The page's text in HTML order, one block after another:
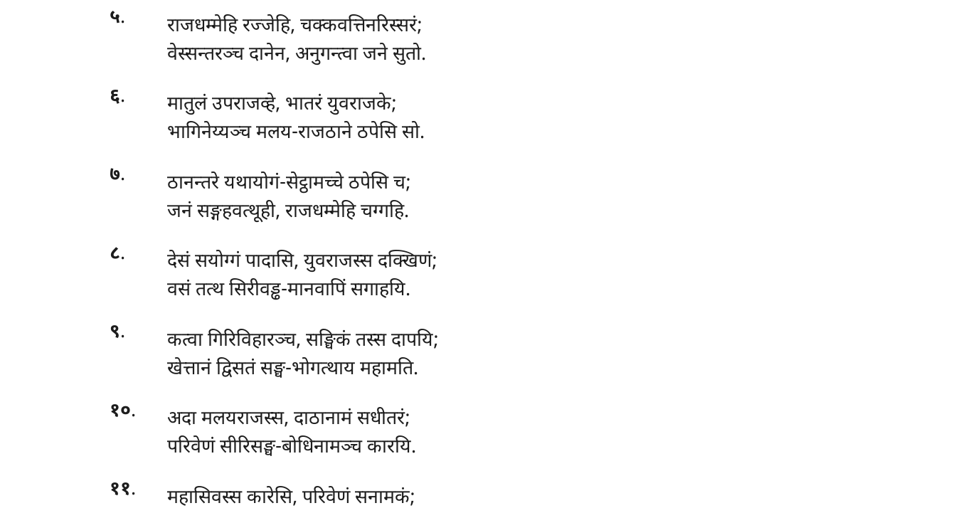
५.
राजधम्मेहि रज्जेहि, चक्कवत्तिनरिस्सरं;
वेस्सन्तरञ्च दानेन, अनुगन्त्वा जने सुतो.
६.
मातुलं उपराजव्हे, भातरं युवराजके;
भागिनेय्यञ्च मलय-राजठाने ठपेसि सो.
७.
ठानन्तरे यथायोगं-सेट्ठामच्चे ठपेसि च;
जनं सङ्गहवत्थूही, राजधम्मेहि चग्गहि.
८.
देसं सयोग्गं पादासि, युवराजस्स दक्खिणं;
वसं तत्थ सिरीवड्ढ-मानवापिं सगाहयि.
९.
कत्वा गिरिविहारञ्च, सङ्घिकं तस्स दापयि;
खेत्तानं द्विसतं सङ्घ-भोगत्थाय महामति.
१०.
अदा मलयराजस्स, दाठानामं सधीतरं;
परिवेणं सीरिसङ्घ-बोधिनामञ्च कारयि.
११.
महासिवस्स कारेसि, परिवेणं सनामकं;